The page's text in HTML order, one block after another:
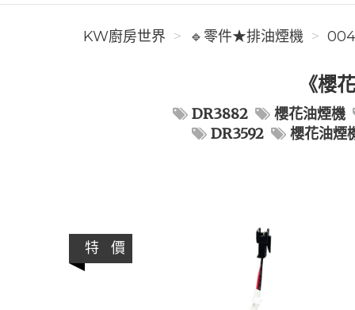
KW廚房世界 🔹零件★排油煙機
《櫻
DR3882
櫻花油煙機
DR3592
櫻花油煙
特 價